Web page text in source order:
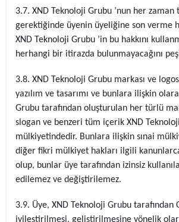
3.7. XND Teknoloji Grubu ’nun her zaman
gerektiğinde üyenin üyeliğine son verme
XND Teknoloji Grubu ’in bu hakkını
herhangi bir itirazda bulunmayacağını
3.8. XND Teknoloji Grubu markası ve
yazılım ve tasarımı ve bunlara ilişkin
Grubu tarafından oluşturulan her türlü
slogan ve benzeri tüm içerik XND
mülkiyetindedir. Bunlara ilişkin sınai
diğer fikri mülkiyet hakları ilgili
olup, bunlar üye tarafından izinsiz
edilemez ve değiştirilemez.
3.9. Üye, XND Teknoloji Grubu tarafından
iyileştirilmesi, geliştirilmesine yönelik